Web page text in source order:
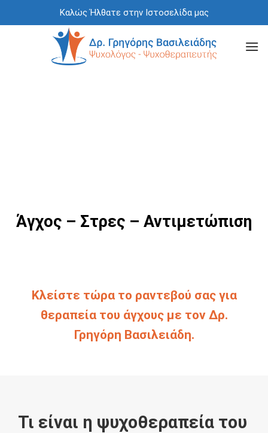
to
Καλώς Ήλθατε στην Ιστοσελίδα μας
Άγχος – Στρες – Αντιμετώπιση
Κλείστε τώρα το ραντεβού σας για
θεραπεία του άγχους με τον Δρ.
Γρηγόρη Βασιλειάδη.
Τι είναι η ψυχοθεραπεία του